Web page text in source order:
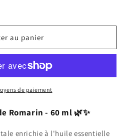
au panier
de paiement
Romarin - 60 ml 🌿✨
enrichie à l'huile essentielle